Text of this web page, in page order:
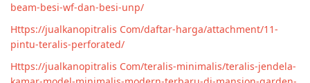
beam-besi-wf-dan-besi-unp/
Https://jualkanopitralis Com/daftar-harga/attachment/11-
pintu-teralis-perforated/
Https://jualkanopitralis Com/teralis-minimalis/teralis-jendela-